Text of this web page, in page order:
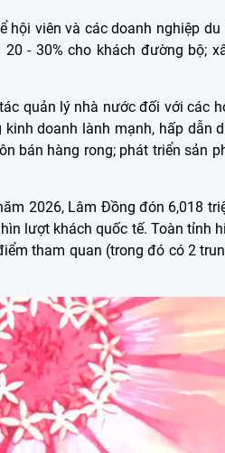
viên và các doanh nghiệp
- 30% cho khách đường bộ;
quản lý nhà nước đối với các
doanh lành mạnh, hấp dẫn
bán hàng rong; phát triển sản
2026, Lâm Đồng đón 6,018
lượt khách quốc tế. Toàn tỉnh
tham quan (trong đó có 2